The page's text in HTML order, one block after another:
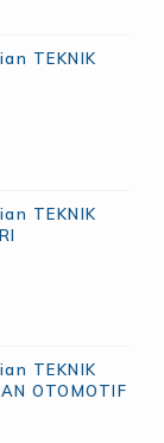
TEKNIK
TEKNIK
TEKNIK
OTOMOTIF